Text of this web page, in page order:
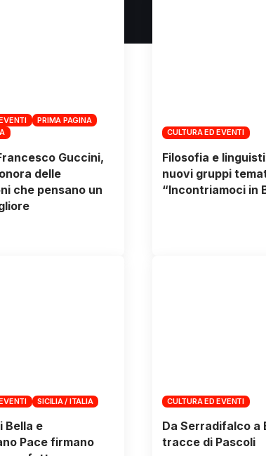
PRIMA PAGINA
Guccini,
delle
che pensano un
CULTURA ED EVENTI
Filosofia e
nuovi gruppi
“Incontriamoci in
SICILIA / ITALIA
Bella e
Pace firmano
CULTURA ED EVENTI
Da Serradifalco a
tracce di Pascoli